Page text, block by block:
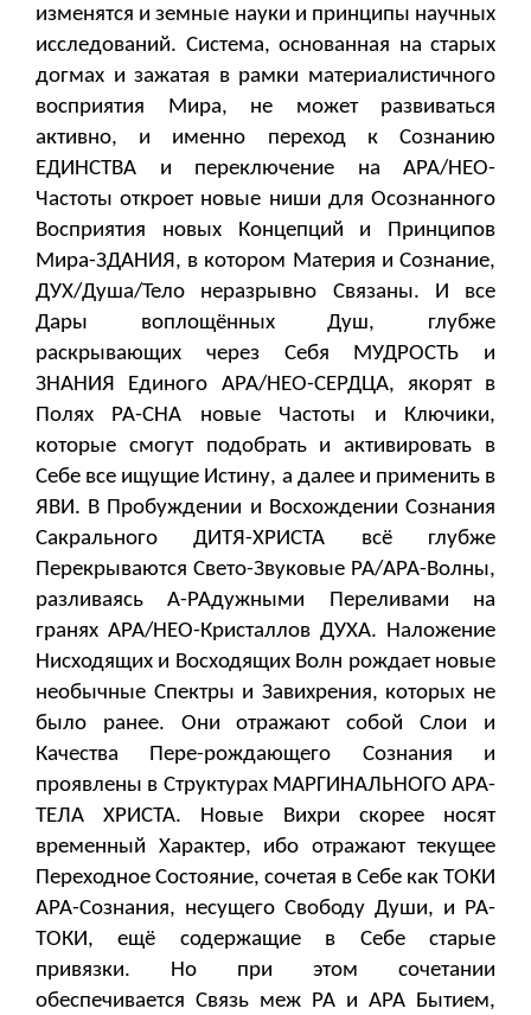
изменятся и земные науки и принципы научных
исследований. Система, основанная на старых
догмах и зажатая в рамки материалистичного
восприятия Мира, не может развиваться
активно, и именно переход к Сознанию
ЕДИНСТВА и переключение на АРА/НЕО-
Частоты откроет новые ниши для Осознанного
Восприятия новых Концепций и Принципов
Мира-ЗДАНИЯ, в котором Материя и Сознание,
ДУХ/Душа/Тело неразрывно Связаны. И все
Дары воплощённых Душ, глубже
раскрывающих через Себя МУДРОСТЬ и
ЗНАНИЯ Единого АРА/НЕО-СЕРДЦА, якорят в
Полях РА-СНА новые Частоты и Ключики,
которые смогут подобрать и активировать в
Себе все ищущие Истину, а далее и применить в
ЯВИ. В Пробуждении и Восхождении Сознания
Сакрального ДИТЯ-ХРИСТА всё глубже
Перекрываются Свето-Звуковые РА/АРА-Волны,
разливаясь А-РАдужными Переливами на
гранях АРА/НЕО-Кристаллов ДУХА. Наложение
Нисходящих и Восходящих Волн рождает новые
необычные Спектры и Завихрения, которых не
было ранее. Они отражают собой Слои и
Качества Пере-рождающего Сознания и
проявлены в Структурах МАРГИНАЛЬНОГО АРА-
ТЕЛА ХРИСТА. Новые Вихри скорее носят
временный Характер, ибо отражают текущее
Переходное Состояние, сочетая в Себе как ТОКИ
АРА-Сознания, несущего Свободу Души, и РА-
ТОКИ, ещё содержащие в Себе старые
привязки. Но при этом сочетании
обеспечивается Связь меж РА и АРА Бытием,